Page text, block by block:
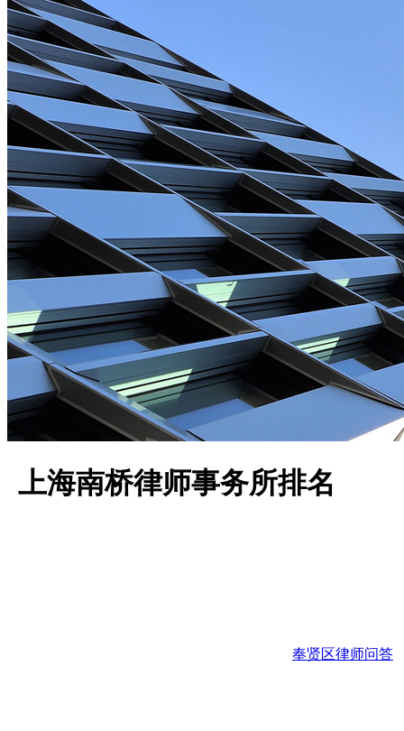
上海南桥律师事务所排名
奉贤区律师问答